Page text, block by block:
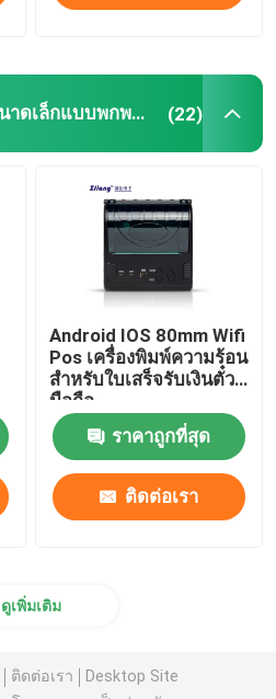
เครื่องพิมพ์ความร้อนขนาดเล็กแบบพกพา 80 มม (22)
Android IOS 80mm Wifi
Pos เครื่องพิมพ์ความร้อน
สำหรับใบเสร็จรับเงินตั๋ว
มือถือ
ราคาถูกที่สุด
ติดต่อเรา
ดูเพิ่มเติม
ติดต่อเรา
Desktop Site